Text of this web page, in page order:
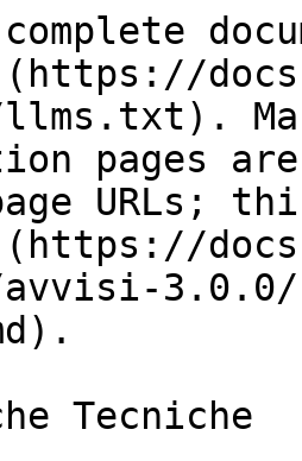
llms.txt).
pages
URLs;
avvisi-
Tecniche